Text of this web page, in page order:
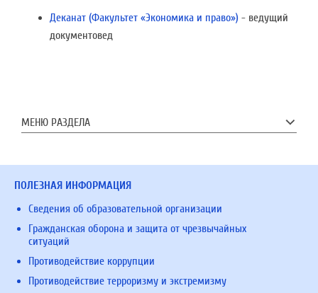
Деканат (Факультет «Экономика и право») - ведущий
документовед
МЕНЮ РАЗДЕЛА
ПОЛЕЗНАЯ ИНФОРМАЦИЯ
Сведения об образовательной организации
Гражданская оборона и защита от чрезвычайных
ситуаций
Противодействие коррупции
Противодействие терроризму и экстремизму